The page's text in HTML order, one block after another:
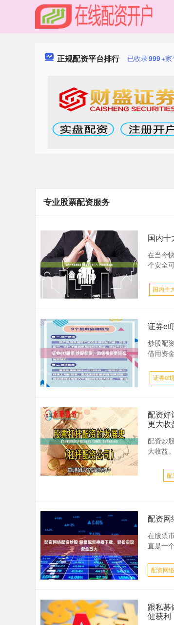
正规配资平台排行 已收录999+家
专业股票配资服务
国内十
在当今
个安全
国内十
证券
炒股配
借用资
证券etf
配资好
更大收
配资炒
大收益
配
配资网
在股票
直是一
配资网
跟私募
健获利